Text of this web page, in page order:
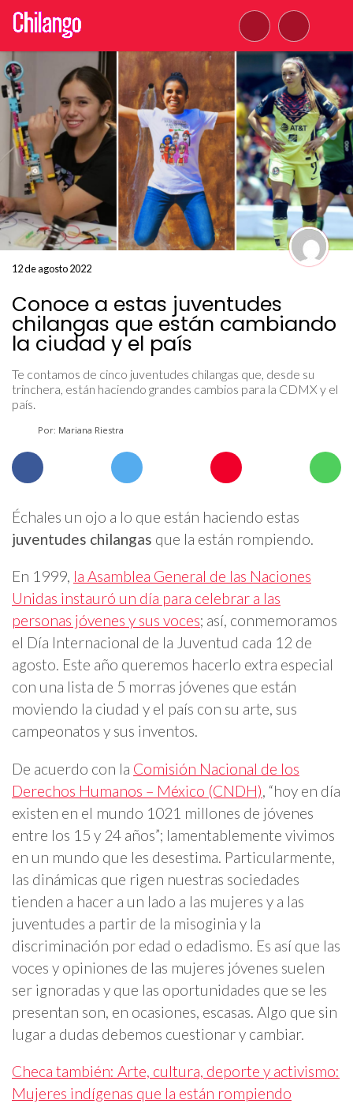
12 de agosto 2022
Conoce a estas juventudes
chilangas que están cambiando
la ciudad y el país
Te contamos de cinco juventudes chilangas que, desde su
trinchera, están haciendo grandes cambios para la CDMX y el
país.
Por: Mariana Riestra
Échales un ojo a lo que están haciendo estas
juventudes chilangas que la están rompiendo.
En 1999, la Asamblea General de las Naciones
Unidas instauró un día para celebrar a las
personas jóvenes y sus voces; así, conmemoramos
el Día Internacional de la Juventud cada 12 de
agosto. Este año queremos hacerlo extra especial
con una lista de 5 morras jóvenes que están
moviendo la ciudad y el país con su arte, sus
campeonatos y sus inventos.
De acuerdo con la Comisión Nacional de los
Derechos Humanos – México (CNDH) , “hoy en día
existen en el mundo 1021 millones de jóvenes
entre los 15 y 24 años”; lamentablemente vivimos
en un mundo que les desestima. Particularmente,
las dinámicas que rigen nuestras sociedades
tienden a hacer a un lado a las mujeres y a las
juventudes a partir de la misoginia y la
discriminación por edad o edadismo. Es así que las
voces y opiniones de las mujeres jóvenes suelen
ser ignoradas y que las oportunidades que se les
presentan son, en ocasiones, escasas. Algo que sin
lugar a dudas debemos cuestionar y cambiar.
Checa también: Arte, cultura, deporte y activismo:
Mujeres indígenas que la están rompiendo